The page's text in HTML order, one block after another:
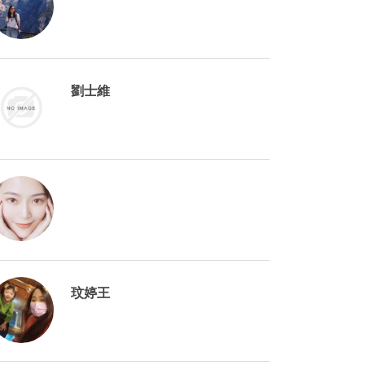
劉士維
玟婷王